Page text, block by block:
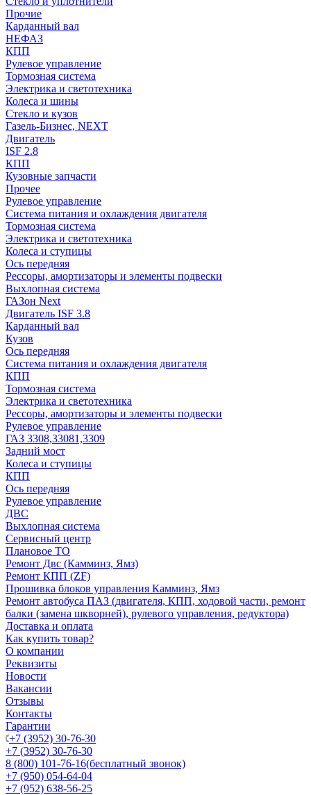
Прочие
Карданный вал
НЕФАЗ
КПП
Рулевое управление
Тормозная система
Электрика и светотехника
Колеса и шины
Стекло и кузов
Газель-Бизнес, NEXT
Двигатель
ISF 2.8
КПП
Кузовные запчасти
Прочее
Рулевое управление
Система питания и охлаждения двигателя
Тормозная система
Электрика и светотехника
Колеса и ступицы
Ось передняя
Рессоры, амортизаторы и элементы подвески
Выхлопная система
ГАЗон Next
Двигатель ISF 3.8
Карданный вал
Кузов
Ось передняя
Система питания и охлаждения двигателя
КПП
Тормозная система
Электрика и светотехника
Рессоры, амортизаторы и элементы подвески
Рулевое управление
ГАЗ 3308,33081,3309
Задний мост
Колеса и ступицы
КПП
Ось передняя
Рулевое управление
ДВС
Выхлопная система
Сервисный центр
Плановое ТО
Ремонт Двс (Камминз, Ямз)
Ремонт КПП (ZF)
Прошивка блоков управления Камминз, Ямз
Ремонт автобуса ПАЗ (двигателя, КПП, ходовой части, ремонт
балки (замена шкворней), рулевого управления, редуктора)
Доставка и оплата
Как купить товар?
О компании
Реквизиты
Новости
Вакансии
Отзывы
Контакты
Гарантии
+7 (3952) 30-76-30
+7 (3952) 30-76-30
8 (800) 101-76-16(бесплатный звонок)
+7 (950) 054-64-04
+7 (952) 638-56-25